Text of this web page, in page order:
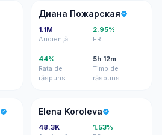
ДП
Диана Пожарская
1.1M
Audiență
2.95%
ER
44%
Rata de
răspuns
5h 12m
Timp de
răspuns
EK
Elena Koroleva
48.3K
1.53%